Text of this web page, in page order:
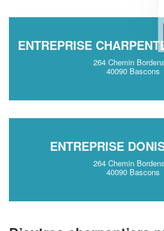
ENTREPRISE
264 Chemin
40090 Bascons
ENTREPRISE
264 Chemin
40090 Bascons